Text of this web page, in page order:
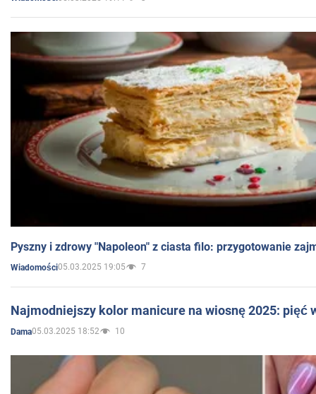
Pyszny i zdrowy "Napoleon" z ciasta filo: przygotowanie
Wiadomości05.03.2025 19:05 7
Najmodniejszy kolor manicure na wiosnę 2025: pięć
Dama05.03.2025 18:52 10